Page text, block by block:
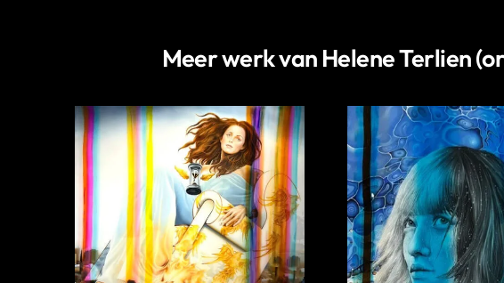
Meer werk van Helene Terlien